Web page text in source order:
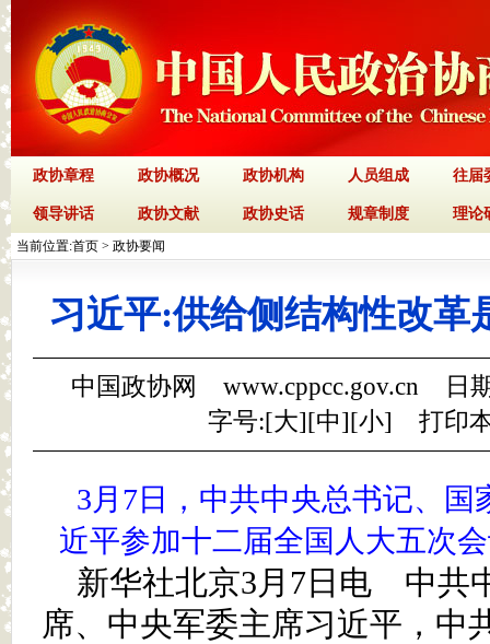
政协章程 政协概况 政协机构 人员组成 往届
领导讲话 政协文献 政协史话 规章制度 理论
当前位置:首页 > 政协要闻
习近平:供给侧结构性改革
中国政协网 www.cppcc.gov.cn 日
字号:[大][中][小] 打印
3月7日，中共中央总书记、
近平参加十二届全国人大五次
新华社北京3月7日电 中共
席、中央军委主席习近平，中